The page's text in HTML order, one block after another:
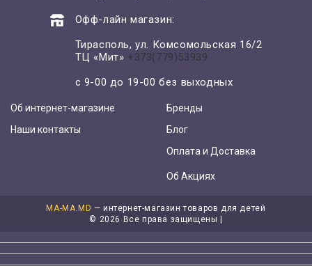
Офф-лайн магазин:
Тирасполь, ул. Комсомольская 16/2
ТЦ «Мит» +373(779)53939
с 9-00 до 19-00 без выходных
Об интернет-магазине
Наши контакты
Бренды
Блог
Оплата и Доставка
Об Акциях
MA-MA.MD — интернет-магазин товаров для детей
© 2026 Все права защищены |